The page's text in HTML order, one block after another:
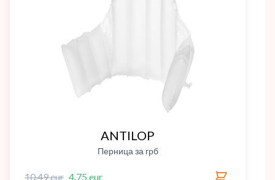
ANTILOP
Перница за грб
10.49 eur 4.75 eur